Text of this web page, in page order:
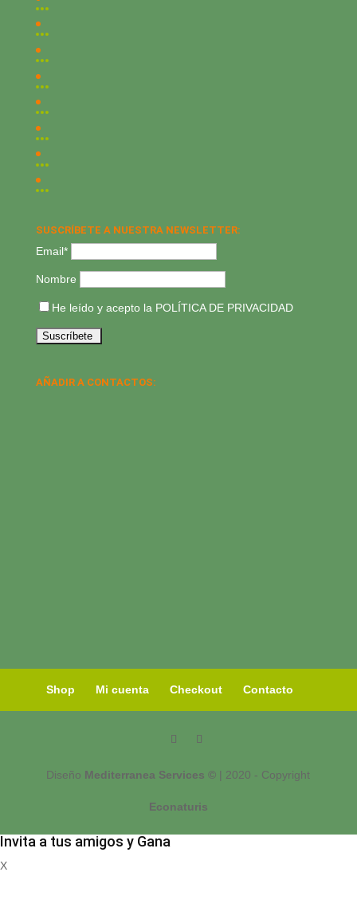
SUSCRÍBETE A NUESTRA NEWSLETTER:
Email*
Nombre
He leído y acepto la POLÍTICA DE PRIVACIDAD
AÑADIR A CONTACTOS:
Shop Mi cuenta Checkout Contacto
Diseño Mediterranea Services © | 2020 - Copyright
Econaturis
Invita a tus amigos y Gana
X